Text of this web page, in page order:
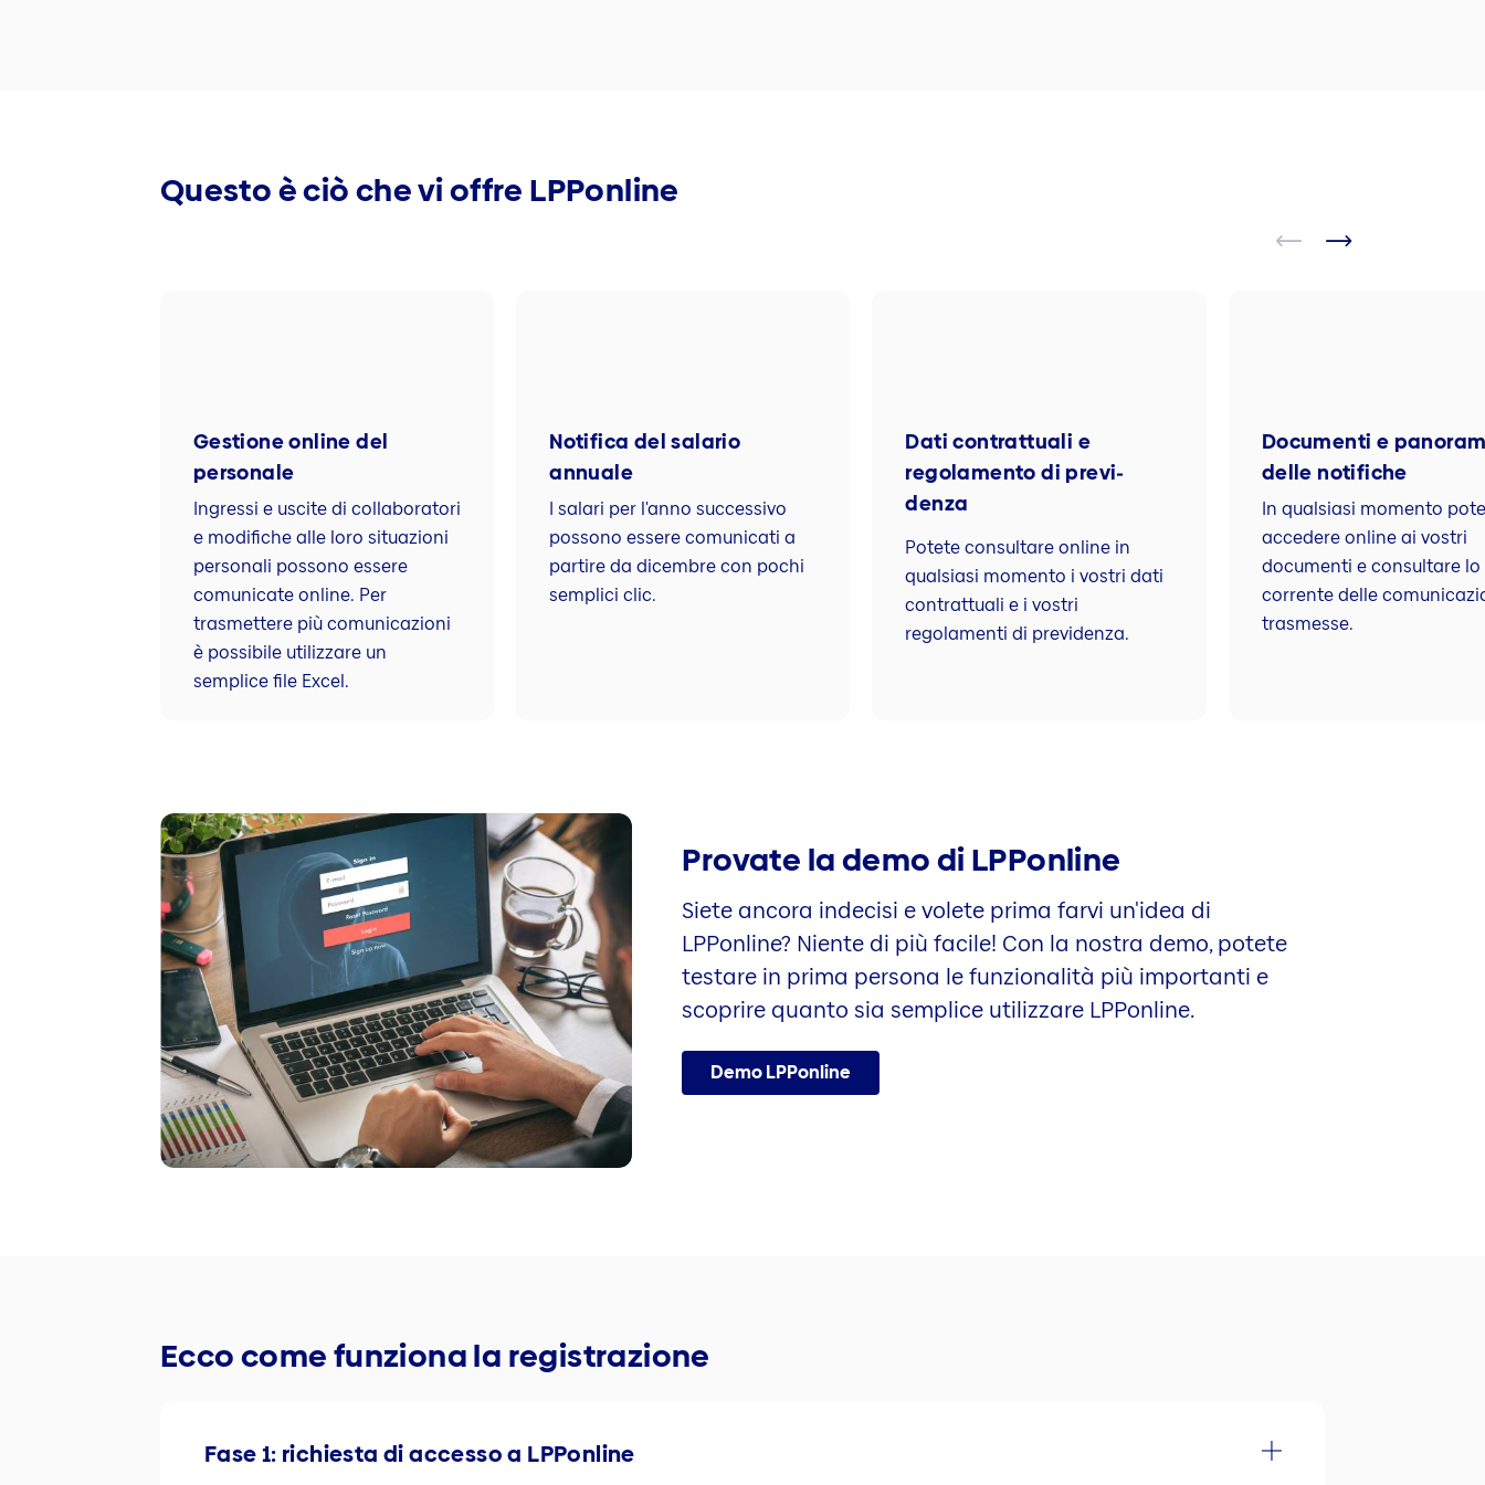
Questo è ciò che vi offre LPPonline
Gestione online del
personale
Ingressi e uscite di collaboratori
e modifiche alle loro situazioni
perso­nali possono essere
comunicate online. Per
trasmettere più comunica­zioni
è possibile utilizzare un
semplice file Excel.
Notifica del salario
annuale
I salari per l'anno successivo
possono essere comunicati a
partire da dicembre con pochi
semplici clic.
Dati contrattuali e
regolamento di previ­
denza
Potete consultare online in
qualsiasi momento i vostri dati
contrattuali e i vostri
regolamenti di previdenza.
Documenti e
delle notifiche
In qualsiasi momento
accedere online ai vostri
documenti e consul­tare
corrente delle
trasmesse.
Provate la demo di LPPonline
Siete ancora indecisi e volete prima farvi un'idea di
LPPonline? Niente di più facile! Con la nostra demo, potete
testare in prima persona le funzionalità più importanti e
scoprire quanto sia semplice utilizzare LPPonline.
Demo LPPonline
Ecco come funziona la registrazione
Fase 1: richiesta di accesso a LPPonline